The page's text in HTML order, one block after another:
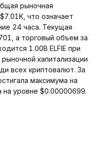
рыночная
что означает
24 часа. Текущая
а торговый объем за
1.00B ELFIE при
капитализации
всех криптовалют. За
максимума на
уровне $0.00000699.